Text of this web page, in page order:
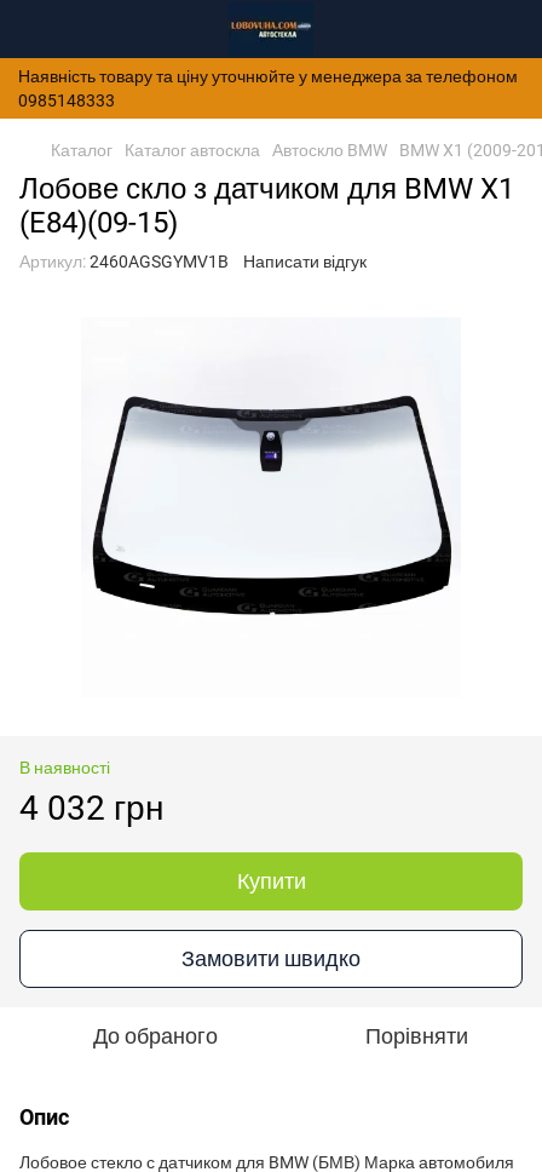
Наявність товару та ціну уточнюйте у менеджера за телефоном
0985148333
Каталог Каталог автоскла Автоскло BMW BMW X1 (2009-
Лобове скло з датчиком для BMW X1
(E84)(09-15)
Артикул:2460AGSGYMV1B Написати відгук
В наявності
4 032 грн
Купити
Замовити швидко
До обраного Порівняти
Опис
Лобовое стекло с датчиком для BMW (БМВ) Марка автомобиля